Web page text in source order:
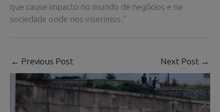
que cause impacto no mundo de negócios e na
sociedade onde nos inserimos.”
← Previous Post Next Post →